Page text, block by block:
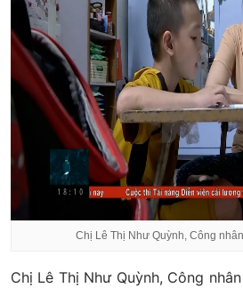
Chị Lê Thị Như Quỳnh, Công
Chị Lê Thị Như Quỳnh, Công